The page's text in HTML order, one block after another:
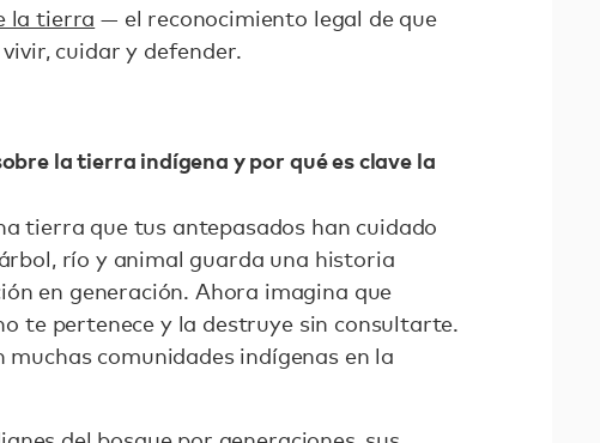
la tierra — el reconocimiento legal de que
cuidar y defender.
la tierra indígena y por qué es clave la
tierra que tus antepasados han cuidado
río y animal guarda una historia
en generación. Ahora imagina que
te pertenece y la destruye sin consultarte.
muchas comunidades indígenas en la